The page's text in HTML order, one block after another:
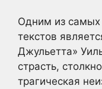
Одним из самых
текстов
Джульетта»
страсть,
трагическая